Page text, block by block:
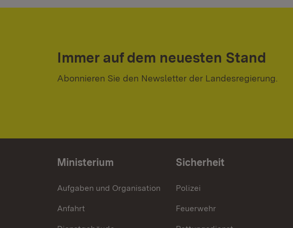
Immer auf dem neuesten Stand
Abonnieren Sie den Newsletter der Landesregierung.
Ministerium
Aufgaben und Organisation
Anfahrt
Sicherheit
Polizei
Feuerwehr